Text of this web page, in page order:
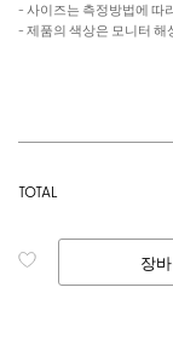
- 사이즈는 측정방법에 따
- 제품의 색상은 모니터 해
TOTAL
장